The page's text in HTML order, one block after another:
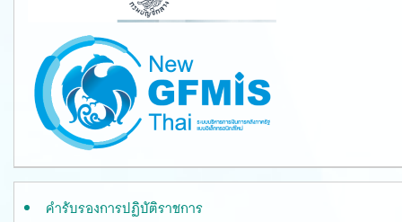
คำรับรองการปฏิบัติราชการ